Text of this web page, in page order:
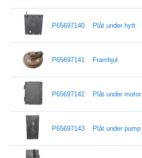
P65697140 Plåt under hytt
P65697141 Framhjul
P65697142 Plåt under motor
P65697143 Plåt under pump